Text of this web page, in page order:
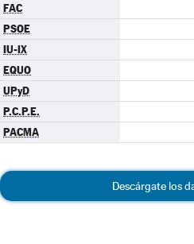
FAC
PSOE
IU-IX
EQUO
UPyD
P.C.P.E.
PACMA
Descárgate los